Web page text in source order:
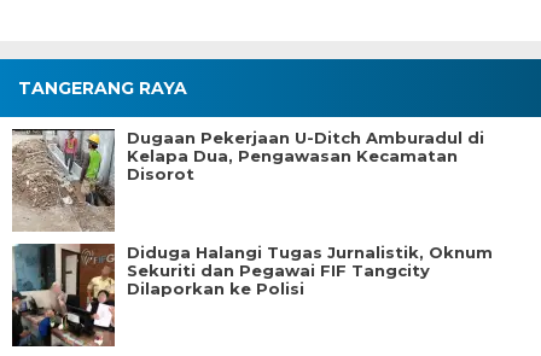
TANGERANG RAYA
Dugaan Pekerjaan U-Ditch Amburadul di
Kelapa Dua, Pengawasan Kecamatan
Disorot
Diduga Halangi Tugas Jurnalistik, Oknum
Sekuriti dan Pegawai FIF Tangcity
Dilaporkan ke Polisi